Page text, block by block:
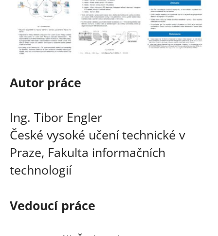
Autor práce
Ing. Tibor Engler
České vysoké učení technické v
Praze, Fakulta informačních
technologií
Vedoucí práce